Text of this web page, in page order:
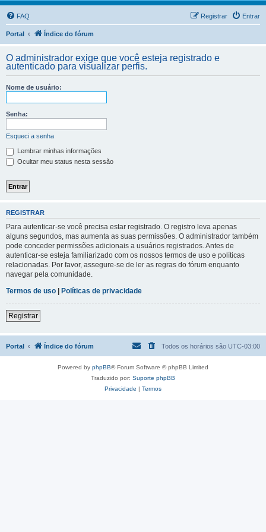
FAQ Entrar
Registrar
Portal Índice do fórum
O administrador exige que você esteja registrado e
autenticado para visualizar perfis.
Nome de usuário:
Senha:
Esqueci a senha
Lembrar minhas informações
Ocultar meu status nesta sessão
REGISTRAR
Para autenticar-se você precisa estar registrado. O registro leva apenas
alguns segundos, mas aumenta as suas permissões. O administrador também
pode conceder permissões adicionais a usuários registrados. Antes de
autenticar-se esteja familiarizado com os nossos termos de uso e políticas
relacionadas. Por favor, assegure-se de ler as regras do fórum enquanto
navegar pela comunidade.
Termos de uso | Políticas de privacidade
Registrar
Portal Índice do fórum Todos os horários são UTC-03:00
Powered by phpBB® Forum Software © phpBB Limited
Traduzido por: Suporte phpBB
Privacidade | Termos